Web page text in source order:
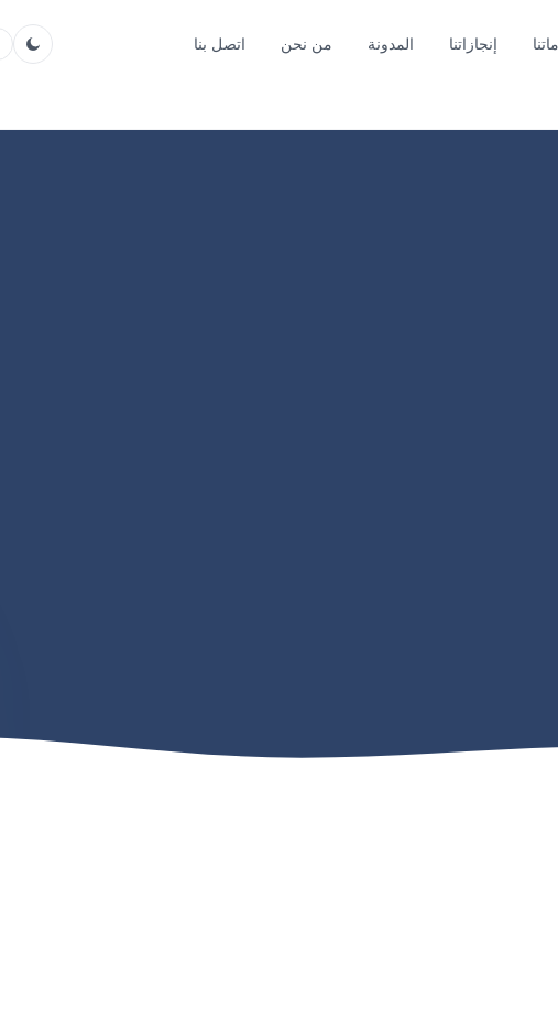
إنجازاتنا المدونة من نحن اتصل بنا